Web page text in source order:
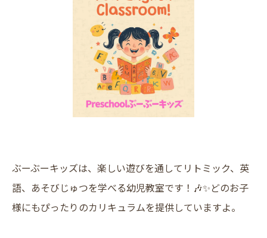
ぶーぶーキッズは、楽しい遊びを通してリトミック、英
語、あそびじゅつを学べる幼児教室です！🎶✨どのお子
様にもぴったりのカリキュラムを提供していますよ。